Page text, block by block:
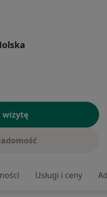
wizytę
Usługi i ceny